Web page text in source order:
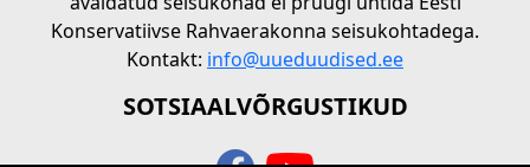
Konservatiivse Rahvaerakonna seisukohtadega.
Kontakt: info@uueduudised.ee
SOTSIAALVÕRGUSTIKUD